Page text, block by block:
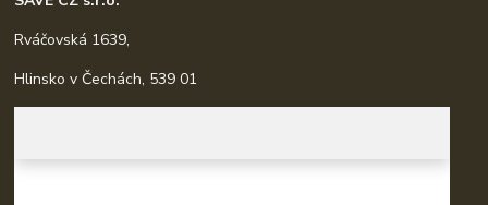
Rváčovská 1639,
Hlinsko v Čechách, 539 01